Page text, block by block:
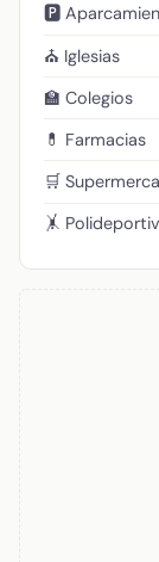
🅿️
⛪ Iglesias
🏫 Colegios
💊 Farmacias
🛒
🤸